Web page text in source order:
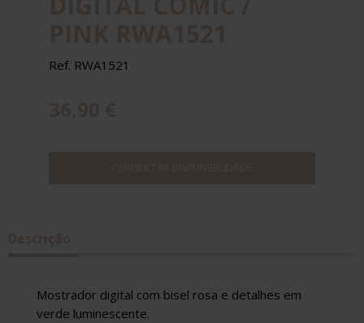
Ref. RWA1521
Mostrador digital com bisel rosa e detalhes em
verde luminescente.